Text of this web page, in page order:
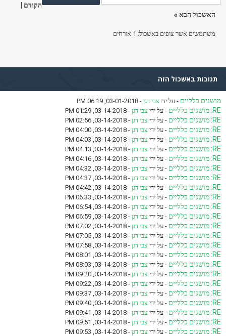
הקודם
האשכול הבא »
משתמשים אשר צופים באשכול: 1 אורחים
תגובות באשכול הזה
מושגים כלליים - על ידי צבי דגן - 03-01-2018, 06:19 PM
RE: מושגים כלליים - על ידי צבי דגן - 03-14-2018, 01:29 PM
RE: מושגים כלליים - על ידי צבי דגן - 03-14-2018, 02:56 PM
RE: מושגים כלליים - על ידי צבי דגן - 03-14-2018, 04:00 PM
RE: מושגים כלליים - על ידי צבי דגן - 03-14-2018, 04:03 PM
RE: מושגים כלליים - על ידי צבי דגן - 03-14-2018, 04:13 PM
RE: מושגים כלליים - על ידי צבי דגן - 03-14-2018, 04:16 PM
RE: מושגים כלליים - על ידי צבי דגן - 03-14-2018, 04:32 PM
RE: מושגים כלליים - על ידי צבי דגן - 03-14-2018, 04:37 PM
RE: מושגים כלליים - על ידי צבי דגן - 03-14-2018, 04:42 PM
RE: מושגים כלליים - על ידי צבי דגן - 03-14-2018, 06:33 PM
RE: מושגים כלליים - על ידי צבי דגן - 03-14-2018, 06:54 PM
RE: מושגים כלליים - על ידי צבי דגן - 03-14-2018, 06:59 PM
RE: מושגים כלליים - על ידי צבי דגן - 03-14-2018, 07:02 PM
RE: מושגים כלליים - על ידי צבי דגן - 03-14-2018, 07:05 PM
RE: מושגים כלליים - על ידי צבי דגן - 03-14-2018, 07:58 PM
RE: מושגים כלליים - על ידי צבי דגן - 03-14-2018, 08:01 PM
RE: מושגים כלליים - על ידי צבי דגן - 03-14-2018, 08:03 PM
RE: מושגים כלליים - על ידי צבי דגן - 03-14-2018, 09:20 PM
RE: מושגים כלליים - על ידי צבי דגן - 03-14-2018, 09:22 PM
RE: מושגים כלליים - על ידי צבי דגן - 03-14-2018, 09:37 PM
RE: מושגים כלליים - על ידי צבי דגן - 03-14-2018, 09:40 PM
RE: מושגים כלליים - על ידי צבי דגן - 03-14-2018, 09:41 PM
RE: מושגים כלליים - על ידי צבי דגן - 03-14-2018, 09:51 PM
RE: מושגים כלליים - על ידי צבי דגן - 03-14-2018, 09:53 PM